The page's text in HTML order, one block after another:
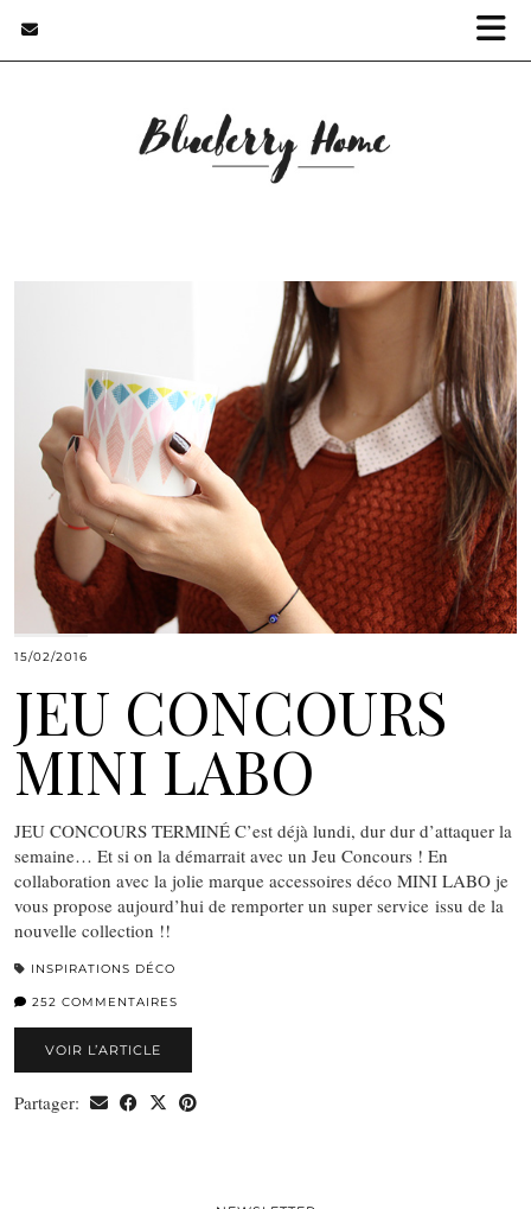
15/02/2016
JEU CONCOURS
MINI LABO
JEU CONCOURS TERMINÉ C’est déjà lundi, dur dur d’attaquer la
semaine… Et si on la démarrait avec un Jeu Concours ! En
collaboration avec la jolie marque accessoires déco MINI LABO je
vous propose aujourd’hui de remporter un super service issu de la
nouvelle collection !!
INSPIRATIONS DÉCO
252 COMMENTAIRES
VOIR L’ARTICLE
Partager: